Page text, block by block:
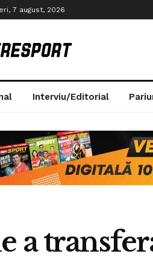
7 august, 2026
Interviu/Editorial
a